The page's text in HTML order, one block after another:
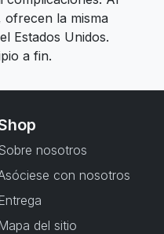
la misma
Estados Unidos.
a fin.
nosotros
con nosotros
Entrega
Mapa del sitio